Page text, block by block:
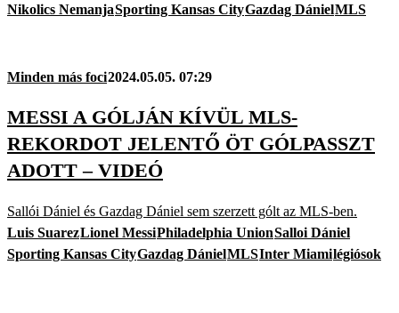
Nikolics NemanjaSporting Kansas CityGazdag DánielMLS
Minden más foci2024.05.05. 07:29
MESSI A GÓLJÁN KÍVÜL MLS-
REKORDOT JELENTŐ ÖT GÓLPASSZT
ADOTT – VIDEÓ
Sallói Dániel és Gazdag Dániel sem szerzett gólt az MLS-ben.
Luis SuarezLionel MessiPhiladelphia UnionSalloi Dániel
Sporting Kansas CityGazdag DánielMLSInter Miamilégiósok